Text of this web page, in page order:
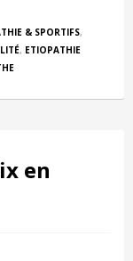
& SPORTIFS,
, ETIOPATHIE
en